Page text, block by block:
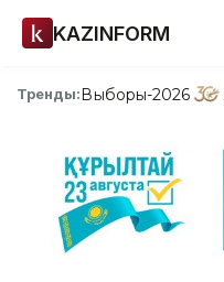
KAZINFORM
Тренды:Выборы-2026